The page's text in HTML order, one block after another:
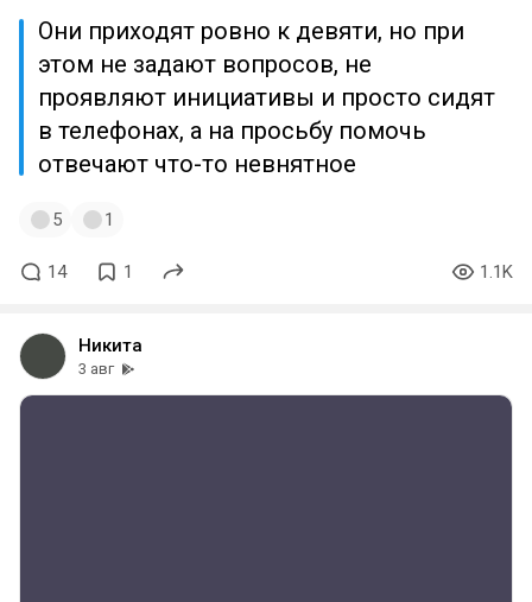
Они приходят ровно к девяти, но при
этом не задают вопросов, не
проявляют инициативы и просто сидят
в телефонах, а на просьбу помочь
отвечают что-то невнятное
5 1
14 1 1.1K
Никита
3 авг